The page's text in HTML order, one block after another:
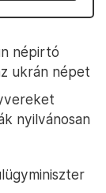
népirtó
ukrán népet
nyilvánosan